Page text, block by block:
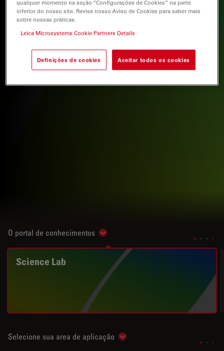
O portal de conhecimentos Show subnavigation
Science Lab
Selecione sua area de aplicação Show subnavigation
qualquer momento na seção “Configurações de Cookies” na parte
inferior do nosso site. Revise nosso Aviso de Cookies para saber mais
sobre nossas práticas.
Leica Microsystems Cookie Partners Details
Definições de cookies Aceitar todos os cookies